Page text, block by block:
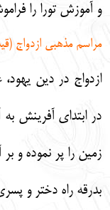
و آموزش تورا را
مراسم مذهبي ازدواج
ازدواج در دين
در ابتداي آفرينش به
زمين را پر نموده و
بدرقه راه دختر و